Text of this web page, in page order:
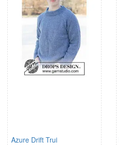
Azure Drift Trui